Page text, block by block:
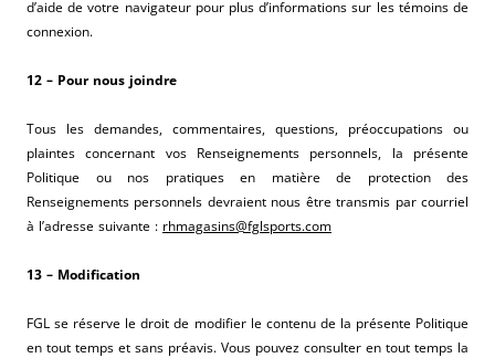
d’aide de votre navigateur pour plus d’informations sur les témoins de
connexion.
12 – Pour nous joindre
Tous les demandes, commentaires, questions, préoccupations ou
plaintes concernant vos Renseignements personnels, la présente
Politique ou nos pratiques en matière de protection des
Renseignements personnels devraient nous être transmis par courriel
à l’adresse suivante : rhmagasins@fglsports.com
13 – Modification
FGL se réserve le droit de modifier le contenu de la présente Politique
en tout temps et sans préavis. Vous pouvez consulter en tout temps la